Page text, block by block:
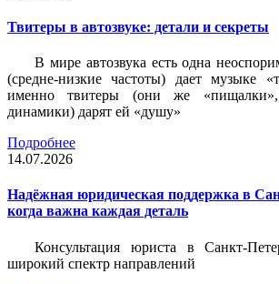
Твитеры в автозвуке: детали и секреты
В мире автозвука есть одна
(средне-низкие частоты) дает музыке
именно твитеры (они же «пищалки»,
динамики) дарят ей «душу»
Подробнее
14.07.2026
Надёжная юридическая поддержка в
когда важна каждая деталь
Консультация юриста в Санкт-
широкий спектр направлений